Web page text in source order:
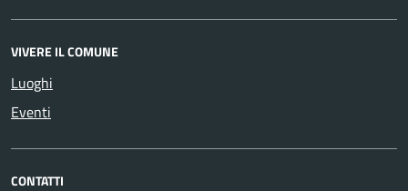
VIVERE IL COMUNE
Luoghi
Eventi
CONTATTI